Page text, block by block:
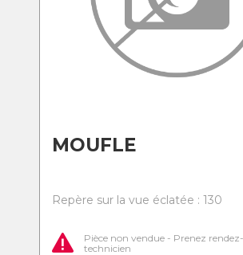
MOUFLE
Repère sur la vue éclatée : 130
Pièce non vendue - Prenez
technicien